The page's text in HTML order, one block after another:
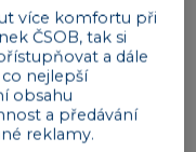
naučit
, což můževést ke
práce
spolupracovat,
a
více komfortu při
ČSOB, tak si
a dále
nejlepší
obsahu
a předávání
reklamy.